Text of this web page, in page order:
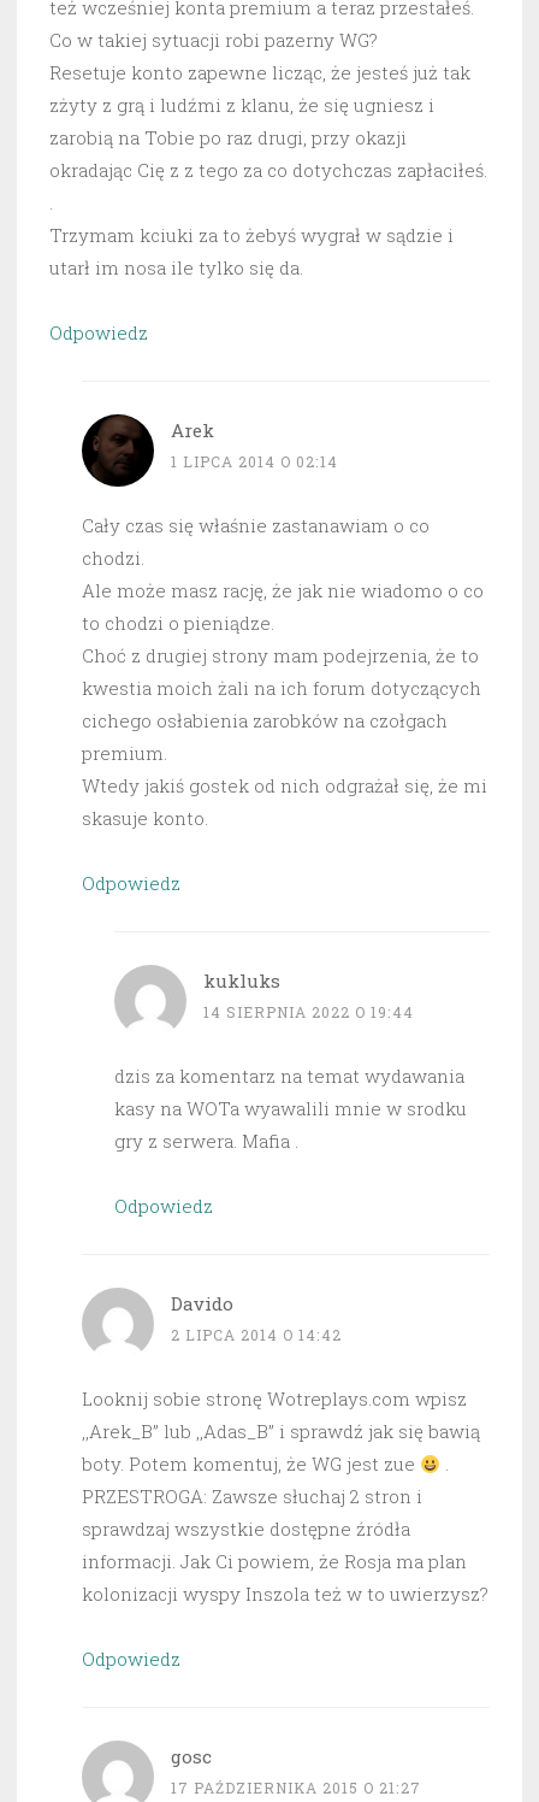
też wcześniej konta premium a teraz przestałeś.
Co w takiej sytuacji robi pazerny WG?
Resetuje konto zapewne licząc, że jesteś już tak
zżyty z grą i ludźmi z klanu, że się ugniesz i
zarobią na Tobie po raz drugi, przy okazji
okradając Cię z z tego za co dotychczas zapłaciłeś.
.
Trzymam kciuki za to żebyś wygrał w sądzie i
utarł im nosa ile tylko się da.
Odpowiedz
Arek
1 LIPCA 2014 O 02:14
Cały czas się właśnie zastanawiam o co
chodzi.
Ale może masz rację, że jak nie wiadomo o co
to chodzi o pieniądze.
Choć z drugiej strony mam podejrzenia, że to
kwestia moich żali na ich forum dotyczących
cichego osłabienia zarobków na czołgach
premium.
Wtedy jakiś gostek od nich odgrażał się, że mi
skasuje konto.
Odpowiedz
kukluks
14 SIERPNIA 2022 O 19:44
dzis za komentarz na temat wydawania
kasy na WOTa wyawalili mnie w srodku
gry z serwera. Mafia .
Odpowiedz
Davido
2 LIPCA 2014 O 14:42
Looknij sobie stronę Wotreplays.com wpisz
,,Arek_B” lub ,,Adas_B” i sprawdź jak się bawią
boty. Potem komentuj, że WG jest zue
.
PRZESTROGA: Zawsze słuchaj 2 stron i
sprawdzaj wszystkie dostępne źródła
informacji. Jak Ci powiem, że Rosja ma plan
kolonizacji wyspy Inszola też w to uwierzysz?
Odpowiedz
gosc
17 PAŹDZIERNIKA 2015 O 21:27